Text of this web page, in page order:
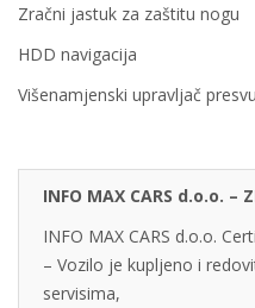
Zračni jastuk za zaštitu nogu
HDD navigacija
Višenamjenski upravljač
INFO MAX CARS d.o.o. –
INFO MAX CARS d.o.o.
– Vozilo je kupljeno i
servisima,